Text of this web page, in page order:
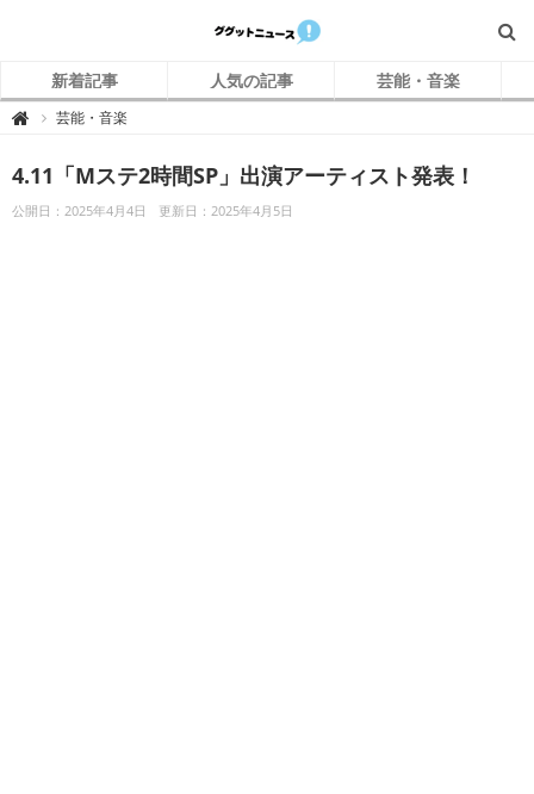
新着記事 人気の記事 芸能・音楽
 グ
ニ
ュ
ー
ス
芸能・音楽
4.11「Mステ2時間SP」出演アーティスト発表！
公開日：2025年4月4日 更新日：2025年4月5日